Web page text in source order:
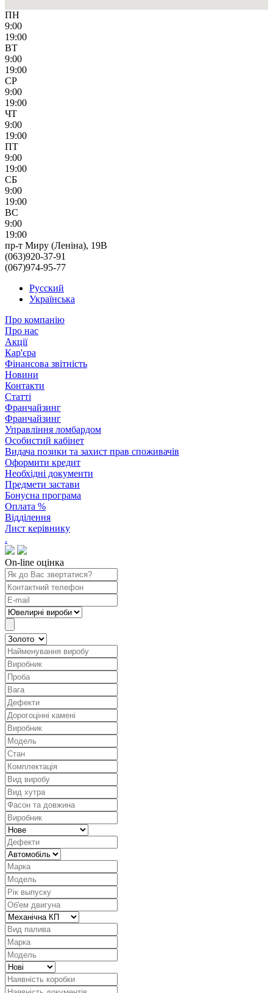
ПН
9:00
19:00
ВТ
9:00
19:00
СР
9:00
19:00
ЧТ
9:00
19:00
ПТ
9:00
19:00
СБ
9:00
19:00
ВС
9:00
19:00
пр-т Миру (Леніна), 19В
(063)920-37-91
(067)974-95-77
Русский
Українська
Про компанію
Про нас
Акції
Кар'єра
Фінансова звітність
Новини
Контакти
Статті
Франчайзинг
Франчайзинг
Управління ломбардом
Особистий кабінет
Видача позики та захист прав споживачів
Оформити кредит
Необхідні документи
Предмети застави
Бонусна програма
Оплата %
Відділення
Лист керівнику
.
On-line оцінка